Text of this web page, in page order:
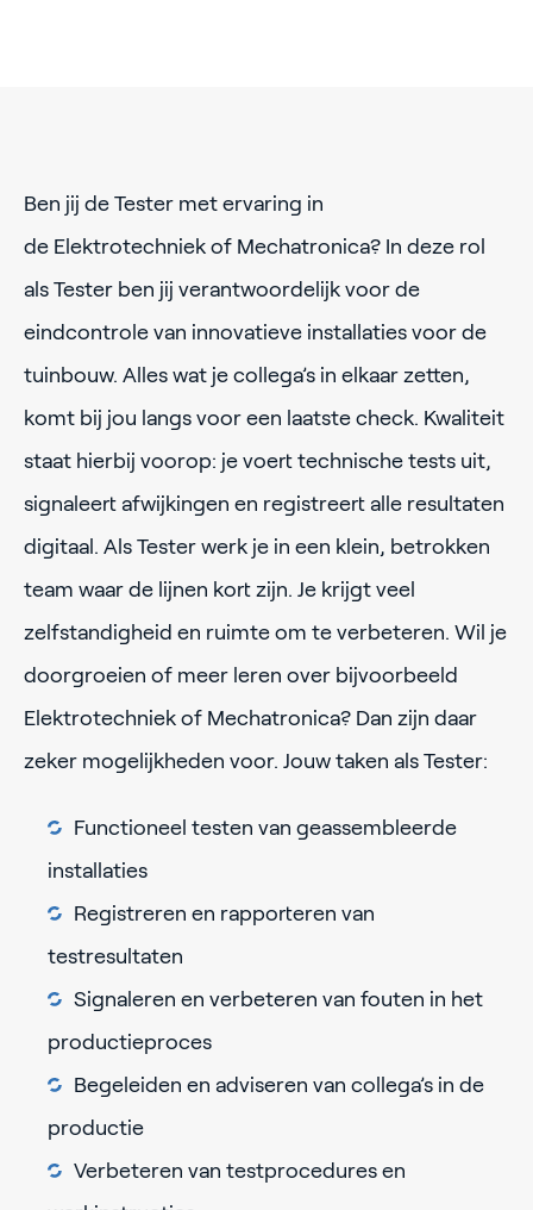
Ben jij de Tester met ervaring in
de Elektrotechniek of Mechatronica? In deze rol
als Tester ben jij verantwoordelijk voor de
eindcontrole van innovatieve installaties voor de
tuinbouw. Alles wat je collega’s in elkaar zetten,
komt bij jou langs voor een laatste check. Kwaliteit
staat hierbij voorop: je voert technische tests uit,
signaleert afwijkingen en registreert alle resultaten
digitaal. Als Tester werk je in een klein, betrokken
team waar de lijnen kort zijn. Je krijgt veel
zelfstandigheid en ruimte om te verbeteren. Wil je
doorgroeien of meer leren over bijvoorbeeld
Elektrotechniek of Mechatronica? Dan zijn daar
zeker mogelijkheden voor. Jouw taken als Tester:
Functioneel testen van geassembleerde
installaties
Registreren en rapporteren van
testresultaten
Signaleren en verbeteren van fouten in het
productieproces
Begeleiden en adviseren van collega’s in de
productie
Verbeteren van testprocedures en